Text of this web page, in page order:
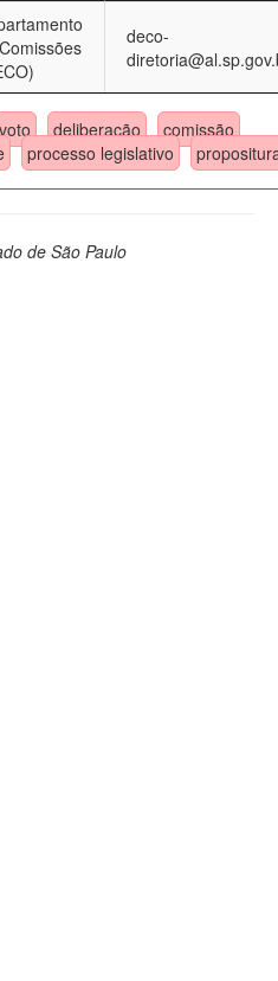
deco-
voto deliberação
comissão
processo legislativo
de São Paulo